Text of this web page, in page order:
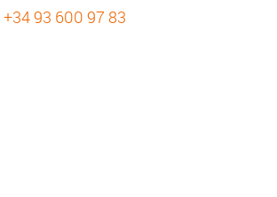
+34 93 600 97 83